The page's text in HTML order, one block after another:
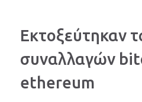
Εκτοξεύτηκαν
συναλλαγών
ethereum